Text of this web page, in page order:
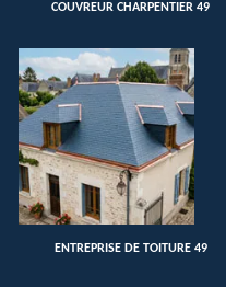
COUVREUR CHARPENTIER 49
ENTREPRISE DE TOITURE 49